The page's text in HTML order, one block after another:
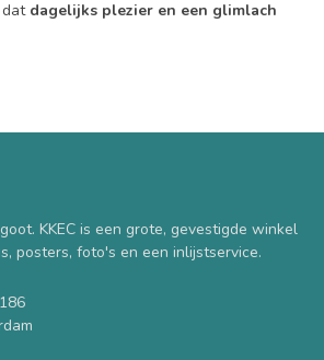
dat dagelijks plezier en een glimlach
KKEC is een grote, gevestigde winkel
posters, foto's en een inlijstservice.